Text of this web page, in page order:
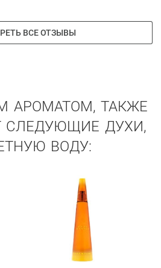
ВСЕ ОТЗЫВЫ
АРОМАТОМ, ТАКЖЕ
СЛЕДУЮЩИЕ ДУХИ,
ВОДУ: